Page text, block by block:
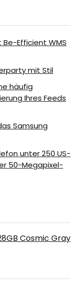
Efficient WMS
mit Stil
häufig
Ihres Feeds
Samsung
unter 250 US-
50-Megapixel-
Cosmic Gray